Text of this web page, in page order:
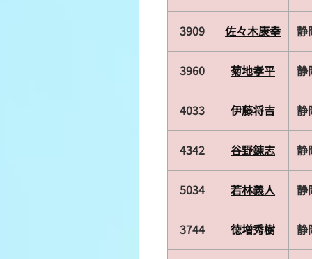
3909 佐々木康幸 静
3960 菊地孝平 静
4033 伊藤将吉 静
4342 谷野錬志 静
5034 若林義人 静
3744 徳増秀樹 静